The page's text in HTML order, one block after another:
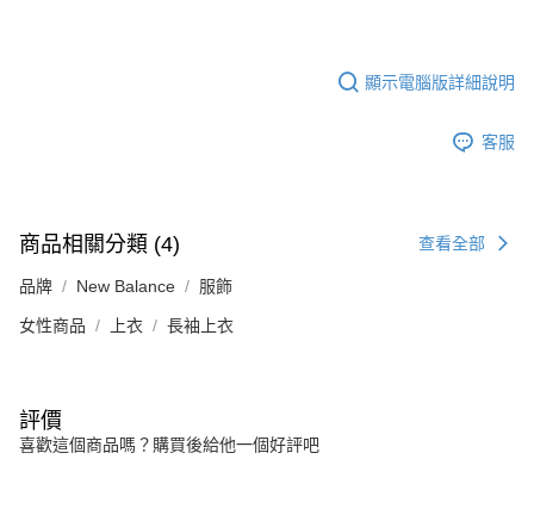
顯示電腦版詳細說明
客服
商品相關分類 (4) 查看全部
品牌 New Balance 服飾
女性商品 上衣 長袖上衣
評價
喜歡這個商品嗎？購買後給他一個好評吧